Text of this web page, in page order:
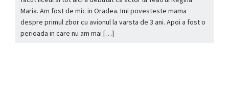
Maria. Am fost de mic in Oradea. Imi povesteste mama
despre primul zbor cu avionul la varsta de 3 ani. Apoi a fost o
perioada in care nu am mai […]